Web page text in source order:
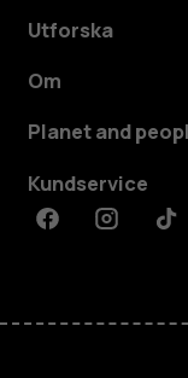
Utforska
Om
Planet and
Kundservice
FacebookInstagram